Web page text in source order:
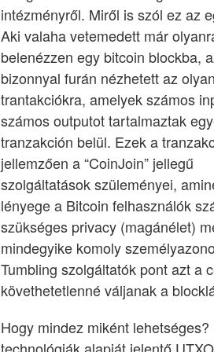
intézményről. Miről is szól ez az
Aki valaha vetemedett már
belenézzen egy bitcoin blockba,
bizonnyal furán nézhetett az
trantakciókra, amelyek számos
számos outputot tartalmaztak
tranzakción belül. Ezek a
jellemzően a “CoinJoin” jellegű
szolgáltatások szüleményei,
lényege a Bitcoin felhasználók
szükséges privacy (magánélet)
mindegyike komoly
Tumbling szolgáltatók pont azt a
követhetetlenné váljanak a
Hogy mindez miként